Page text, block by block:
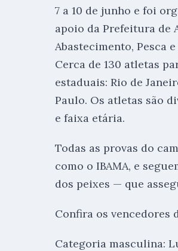
7 a 10 de junho e foi
apoio da Prefeitura de
Abastecimento, Pesca
Cerca de 130 atletas
estaduais: Rio de
Paulo. Os atletas são
e faixa etária.
Todas as provas do
como o IBAMA, e
dos peixes — que
Confira os vencedores
Categoria masculina: